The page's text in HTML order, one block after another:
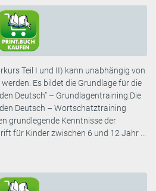
Teil I und II) kann unabhängig von
Es bildet die Grundlage für die
Deutsch” – Grundlagentraining.Die
Deutsch – Wortschatztraining
grundlegende Kenntnisse der
für Kinder zwischen 6 und 12 Jahr ...